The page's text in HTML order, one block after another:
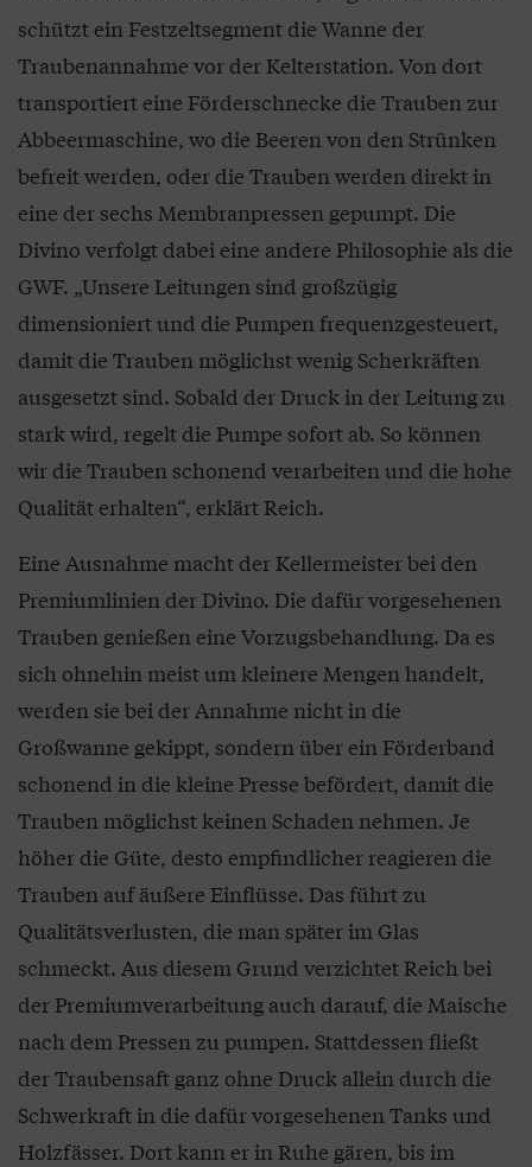
schützt ein Festzeltsegment die Wanne der
Traubenannahme vor der Kelterstation. Von dort
transportiert eine Förderschnecke die Trauben zur
Abbeermaschine, wo die Beeren von den Strünken
befreit werden, oder die Trauben werden direkt in
eine der sechs Membranpressen gepumpt. Die
Divino verfolgt dabei eine andere Philosophie als die
GWF. „Unsere Leitungen sind großzügig
dimensioniert und die Pumpen frequenzgesteuert,
damit die Trauben möglichst wenig Scherkräften
ausgesetzt sind. Sobald der Druck in der Leitung zu
stark wird, regelt die Pumpe sofort ab. So können
wir die Trauben schonend verarbeiten und die hohe
Qualität erhalten“, erklärt Reich.
Eine Ausnahme macht der Kellermeister bei den
Premiumlinien der Divino. Die dafür vorgesehenen
Trauben genießen eine Vorzugsbehandlung. Da es
sich ohnehin meist um kleinere Mengen handelt,
werden sie bei der Annahme nicht in die
Großwanne gekippt, sondern über ein Förderband
schonend in die kleine Presse befördert, damit die
Trauben möglichst keinen Schaden nehmen. Je
höher die Güte, desto empfindlicher reagieren die
Trauben auf äußere Einflüsse. Das führt zu
Qualitätsverlusten, die man später im Glas
schmeckt. Aus diesem Grund verzichtet Reich bei
der Premiumverarbeitung auch darauf, die Maische
nach dem Pressen zu pumpen. Stattdessen fließt
der Traubensaft ganz ohne Druck allein durch die
Schwerkraft in die dafür vorgesehenen Tanks und
Holzfässer. Dort kann er in Ruhe gären, bis im